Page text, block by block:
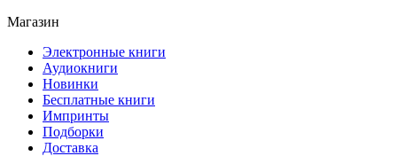
Магазин
Электронные книги
Аудиокниги
Новинки
Бесплатные книги
Импринты
Подборки
Доставка